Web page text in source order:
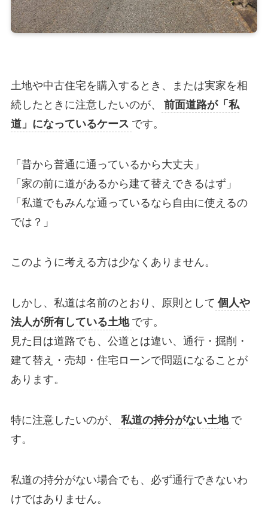
土地や中古住宅を購入するとき、または実家を相
続したときに注意したいのが、
前面道路が「私
道」になっているケース です。
「昔から普通に通っているから大丈夫」
「家の前に道があるから建て替えできるはず」
「私道でもみんな通っているなら自由に使えるの
では？」
このように考える方は少なくありません。
しかし、私道は名前のとおり、原則として 個人や
法人が所有している土地 です。
見た目は道路でも、公道とは違い、通行・掘削・
建て替え・売却・住宅ローンで問題になることが
あります。
特に注意したいのが、 私道の持分がない土地 で
す。
私道の持分がない場合でも、必ず通行できないわ
けではありません。